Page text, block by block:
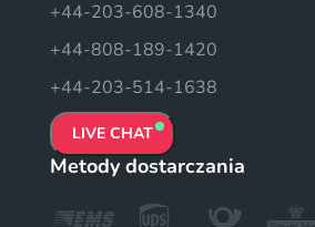
+44-203-608-1340
+44-808-189-1420
+44-203-514-1638
LIVE CHAT
Metody dostarczania